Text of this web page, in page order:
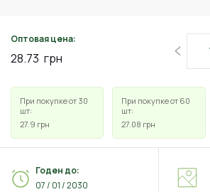
Оптовая цена:
28.73 грн
При покупке от 30
шт:
27.9 грн
При покупке от 60
шт:
27.08 грн
Годен до:
07 / 01 / 2030